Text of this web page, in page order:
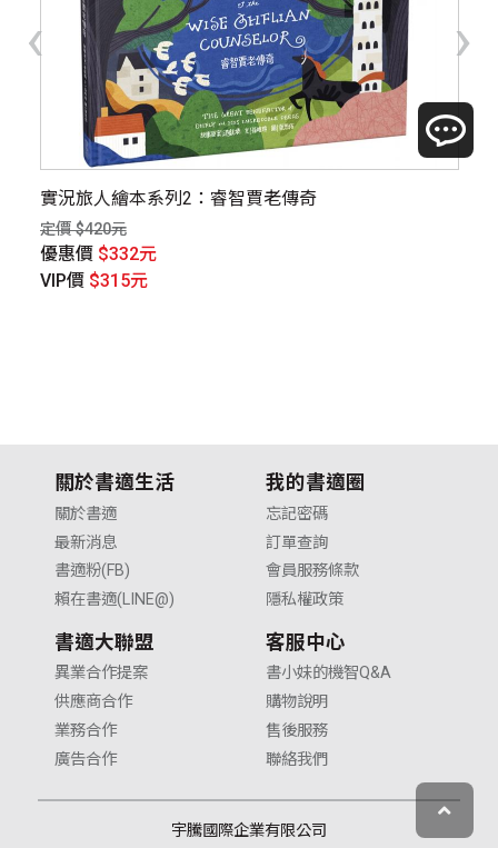
實況旅人繪本系列2：睿智賈老傳奇
定價 $420元
優惠價 $332元
VIP價 $315元
‹ ›
關於書適生活
關於書適
最新消息
書適粉(FB)
賴在書適(LINE@)
我的書適圈
忘記密碼
訂單查詢
會員服務條款
隱私權政策
書適大聯盟
異業合作提案
供應商合作
業務合作
廣告合作
客服中心
書小妹的機智Q&A
購物說明
售後服務
聯絡我們
宇騰國際企業有限公司